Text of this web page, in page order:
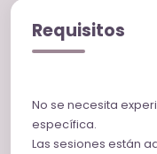
Requisitos
No se necesita
específica.
Las sesiones están